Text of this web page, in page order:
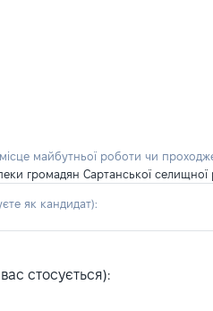
майбутньої роботи чи
громадян Сартанської селищної
як кандидат):
стосується):